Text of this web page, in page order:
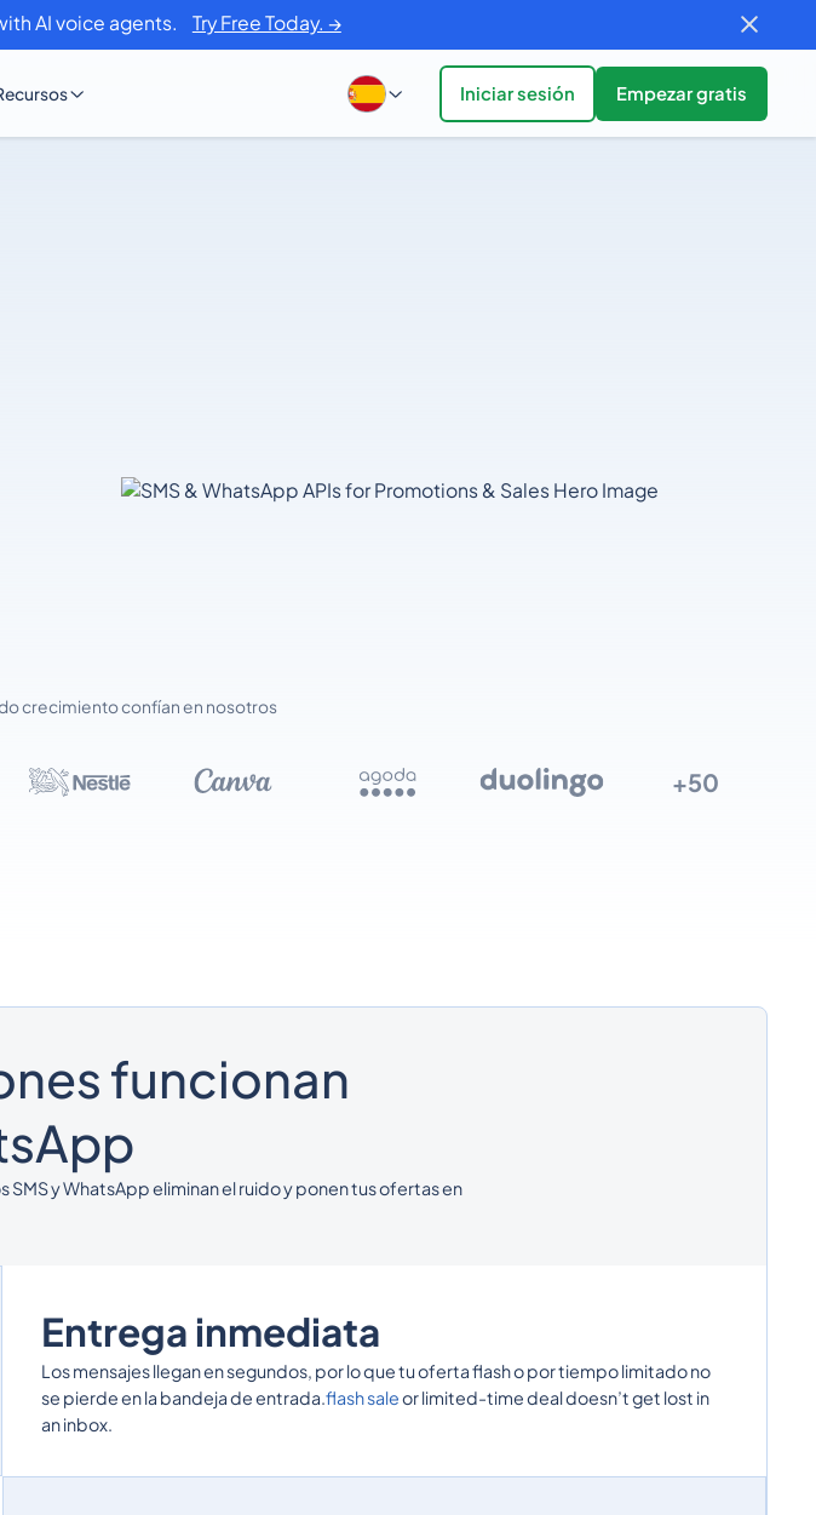
AI voice agents. Try Free Today. →
Iniciar sesión Empezar gratis
crecimiento confían en nosotros
+50
funcionan
SMS y WhatsApp eliminan el ruido y ponen tus ofertas en
Entrega inmediata
Los mensajes llegan en segundos, por lo que tu oferta flash o por tiempo limitado no
se pierde en la bandeja de entrada.flash saleor limited-time deal doesn’t get lost in
an inbox.